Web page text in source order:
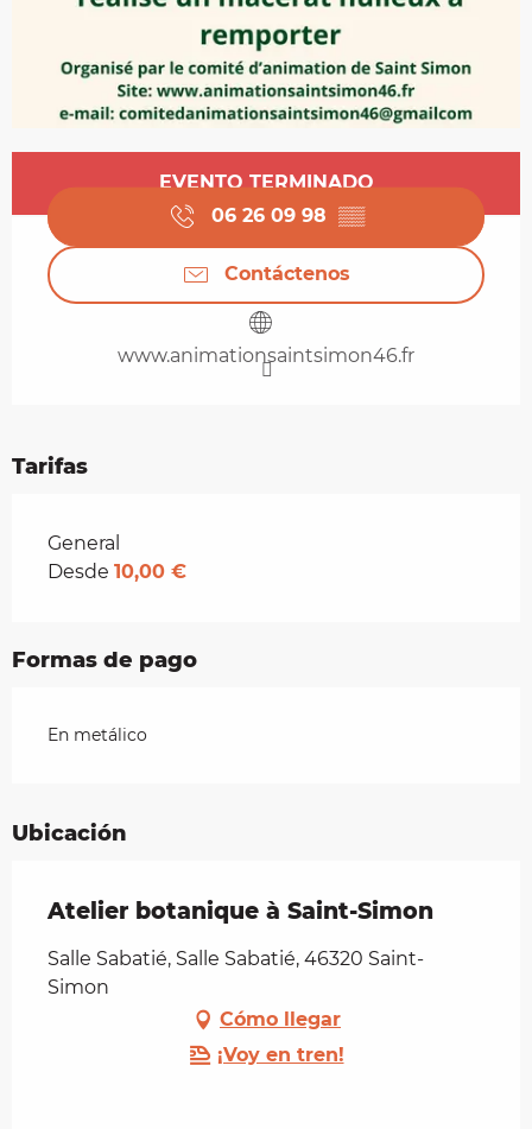
Horarios y datos de contacto
EVENTO TERMINADO
06 26 09 98 ▒▒
Contáctenos
www.animationsaintsimon46.fr
Tarifas
Tarifas 2026
General
Desde 10,00 €
Formas de pago
En metálico
Ubicación
Atelier botanique à Saint-Simon
Salle Sabatié, Salle Sabatié, 46320 Saint-
Simon
Cómo llegar
¡Voy en tren!